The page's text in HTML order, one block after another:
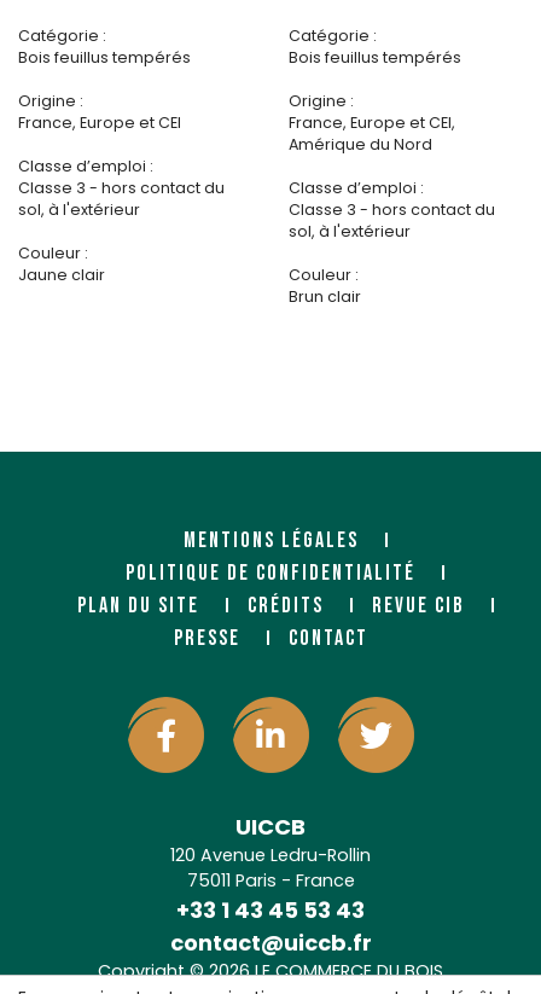
Catégorie :
Bois feuillus tempérés
Origine :
France, Europe et CEI
Classe d’emploi :
Classe 3 - hors contact du
sol, à l'extérieur
Couleur :
Jaune clair
Catégorie :
Bois feuillus tempérés
Origine :
France, Europe et CEI,
Amérique du Nord
Classe d’emploi :
Classe 3 - hors contact du
sol, à l'extérieur
Couleur :
Brun clair
MENTIONS LÉGALES
POLITIQUE DE CONFIDENTIALITÉ
PLAN DU SITE
CRÉDITS
REVUE CIB
PRESSE
CONTACT
UICCB
120 Avenue Ledru-Rollin
75011 Paris - France
+33 1 43 45 53 43
contact@uiccb.fr
Copyright © 2026 LE COMMERCE DU BOIS